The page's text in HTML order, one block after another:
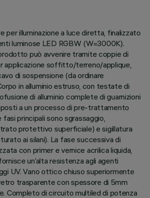
per illuminazione a luce diretta, finalizzato
luminose LED RGBW (W=3000K).
può avvenire tramite coppie di
applicazione soffitto/terreno/applique,
di sospensione (da ordinare
in alluminio estruso, con testate di
di alluminio complete di guarnizioni
a un processo di pre-trattamento
principali sono sgrassaggio,
protettivo superficiale) e sigillatura
ai silani). La fase successiva di
con primer e vernice acrilica liquida,
un’alta resistenza agli agenti
UV. Vano ottico chiuso superiormente
trasparente con spessore di 5mm
Completo di circuito multiled di potenza